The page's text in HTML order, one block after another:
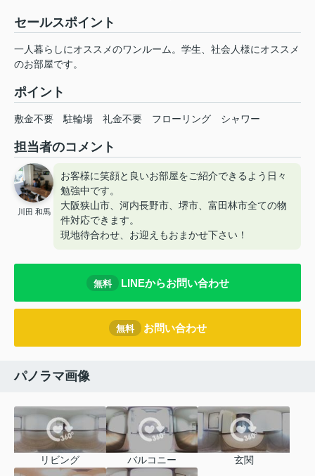
セールスポイント
一人暮らしにオススメのワンルーム。学生、社会人様にオススメ
のお部屋です。
ポイント
敷金不要 駐輪場 礼金不要 フローリング シャワー
担当者のコメント
川田 和馬
お客様に笑顔と良いお部屋をご紹介できるよう日々
勉強中です。
大阪狭山市、河内長野市、堺市、富田林市全ての物
件対応できます。
現地待合わせ、お迎えもおまかせ下さい！
無料 LINEからお問い合わせ
無料 お問い合わせ
パノラマ画像
リビング バルコニー 玄関